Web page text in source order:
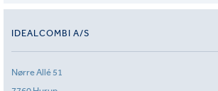
IDEALCOMBI A/S
Nørre Allé 51